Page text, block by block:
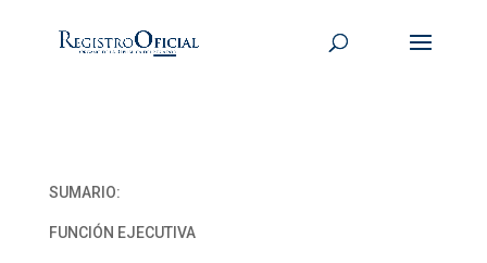
SUMARIO:
FUNCIÓN EJECUTIVA